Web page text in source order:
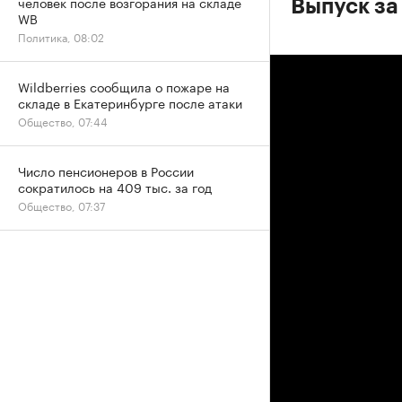
Выпуск
WB
Политика, 08:02
Wildberries сообщила о пожаре на
складе в Екатеринбурге после атаки
Общество, 07:44
Число пенсионеров в России
сократилось на 409 тыс. за год
Общество, 07:37